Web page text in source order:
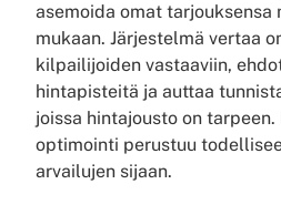
asemoida omat
mukaan. Järjestelmä vertaa
kilpailijoiden vastaaviin,
hintapisteitä ja auttaa
joissa hintajousto on
optimointi perustuu
arvailujen sijaan.